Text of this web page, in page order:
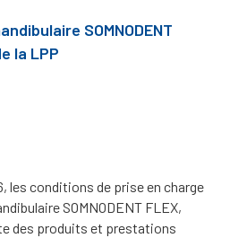
SOMNODENT
la LPP
les conditions de prise en charge
SOMNODENT FLEX,
des produits et prestations